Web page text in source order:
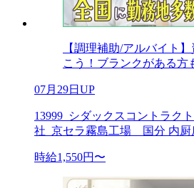
【調理補助/アルバイト
こう！ブランクがある
07月29日UP
13999_シダックスコントラク
社_京セラ霧島工場 国分 内厨
時給1,550円〜